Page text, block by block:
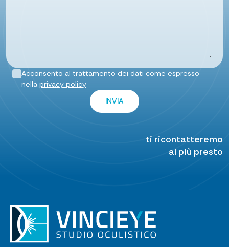
Acconsento al trattamento dei dati come espresso
nella privacy policy
ti ricontatteremo
al più presto